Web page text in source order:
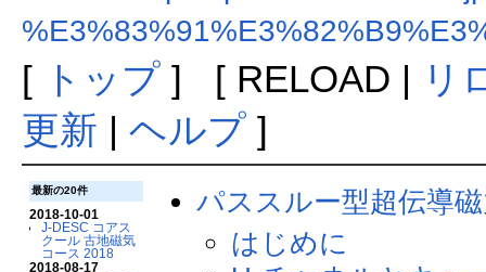
[ トップ] [ RELOAD | リ
更新 | ヘルプ]
最新の20件
2018-10-01
J-DESC コアス
クール 古地磁気
コース 2018
2018-08-17
パススルー型超伝導
はじめに